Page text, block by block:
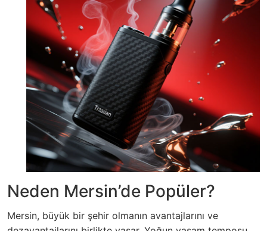
Neden Mersin’de Popüler?
Mersin, büyük bir şehir olmanın avantajlarını ve